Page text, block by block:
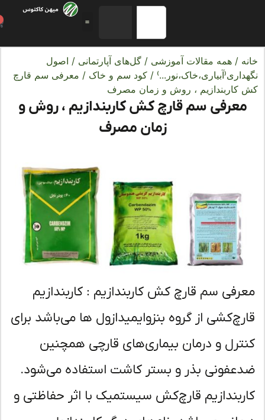
/همه مقالات آموزشی/گل‌های آپارتمانی/اصول
/ کود سم و خاک / معرفی سم قارچ
، روش و زمان مصرف
سم قارچ کش کاربندازیم ، روش و
زمان مصرف
سم قارچ کش کاربندازیم : کاربندازیم
از گروه بنزوایمیدازول ها می‌باشد برای
و درمان بیماری‌های قارچی همچنین
بذر و بستر کاشت استفاده می‌شود.
قارچ‌کش سیستمیک با اثر حفاظتی و